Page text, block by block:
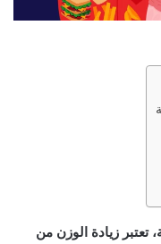
زيادة الوزن من